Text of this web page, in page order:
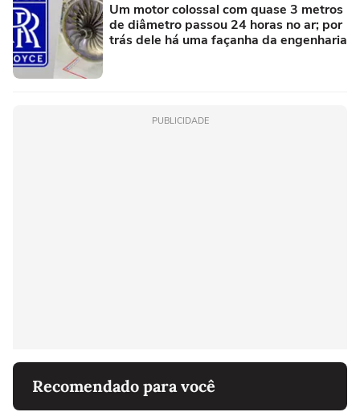
Um motor colossal com quase 3 metros
de diâmetro passou 24 horas no ar; por
trás dele há uma façanha da engenharia
PUBLICIDADE
Recomendado para você